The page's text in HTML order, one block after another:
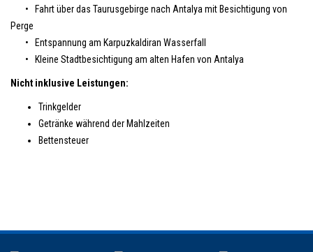
• Fahrt über das Taurusgebirge nach Antalya mit Besichtigung von
Perge
• Entspannung am Karpuzkaldiran Wasserfall
• Kleine Stadtbesichtigung am alten Hafen von Antalya
Nicht inklusive Leistungen:
Trinkgelder
Getränke während der Mahlzeiten
Bettensteuer